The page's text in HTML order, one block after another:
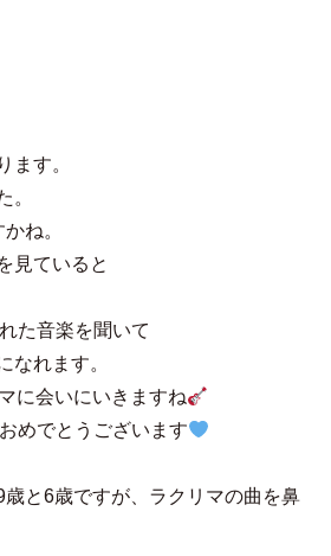
ます。
。
ね。
見ていると
た音楽を聞いて
なれます。
に会いにいきますね
めでとうございます
と6歳ですが、ラクリマの曲を鼻